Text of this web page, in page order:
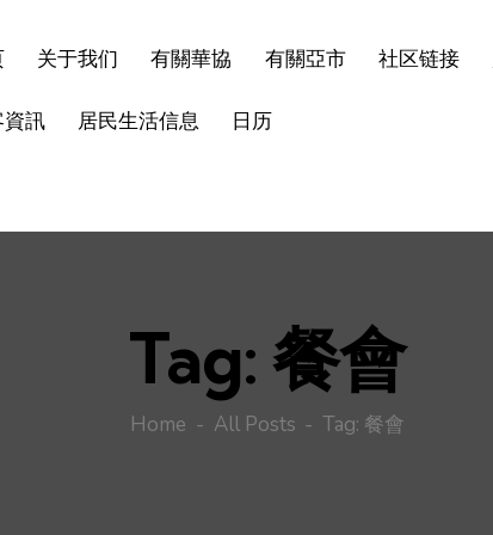
关于我们 有關華協 有關亞市 社区链接
訊 居民生活信息 日历
Tag: 餐會
Home All Posts Tag: 餐會